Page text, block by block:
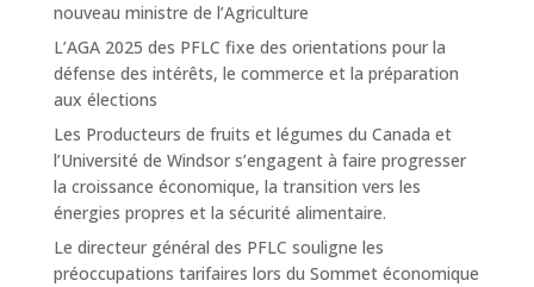
nouveau ministre de l’Agriculture
L’AGA 2025 des PFLC fixe des orientations pour la
défense des intérêts, le commerce et la préparation
aux élections
Les Producteurs de fruits et légumes du Canada et
l’Université de Windsor s’engagent à faire progresser
la croissance économique, la transition vers les
énergies propres et la sécurité alimentaire.
Le directeur général des PFLC souligne les
préoccupations tarifaires lors du Sommet économique